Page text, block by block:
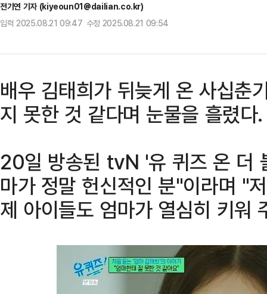
전기연 기자 (kiyeoun01@dailian.co.kr)
입력 2025.08.21 09:47 수정 2025.08.21 09:54
배우 김태희가 뒤늦게 온 사십춘
지 못한 것 같다며 눈물을 흘렸다.
20일 방송된 tvN '유 퀴즈 온 더
마가 정말 헌신적인 분"이라며 "
제 아이들도 엄마가 열심히 키워